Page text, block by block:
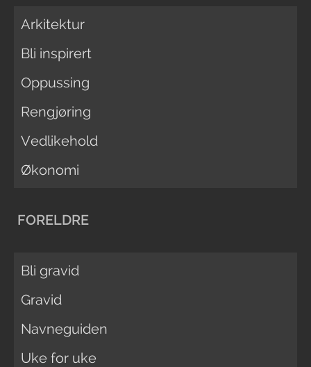
Arkitektur
Bli inspirert
Oppussing
Rengjøring
Vedlikehold
Økonomi
FORELDRE
Bli gravid
Gravid
Navneguiden
Uke for uke